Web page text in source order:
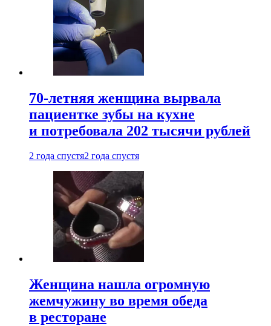
70-летняя женщина вырвала
пациентке зубы на кухне
и потребовала 202 тысячи рублей
2 года спустя2 года спустя
Женщина нашла огромную
жемчужину во время обеда
в ресторане